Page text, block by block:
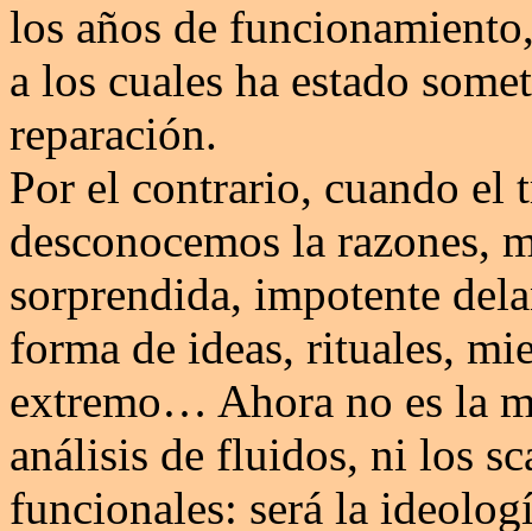
los años de
a los cuales ha estado
reparación.
Por el contrario, cuando el
desconocemos la razones,
sorprendida, impotente
forma de ideas, rituales,
extremo… Ahora no es la
análisis de fluidos, ni los
funcionales: será la